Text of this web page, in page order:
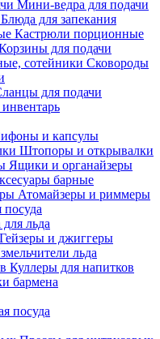
Мини-ведра для подачи
Блюда для запекания
Кастрюли порционные
для подачи
Сковороды
для подачи
и капсулы
Штопоры и открывалки
Ящики и органайзеры
барные
Атомайзеры и риммеры
посуда
льда
Гейзеры и джиггеры
льда
Куллеры для напитков
бармена
посуда